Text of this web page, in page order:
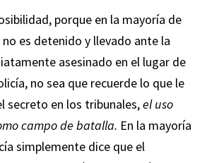
porque en la mayoría de
es detenido y llevado ante la
asesinado en el lugar de
no sea que recuerde lo que le
secreto en los tribunales,el uso
campo de batalla. En la mayoría
simplemente dice que el